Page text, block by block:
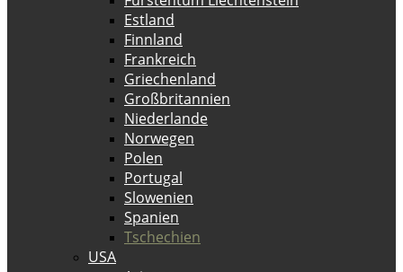
Estland
Finnland
Frankreich
Griechenland
Großbritannien
Niederlande
Norwegen
Polen
Portugal
Slowenien
Spanien
Tschechien
USA